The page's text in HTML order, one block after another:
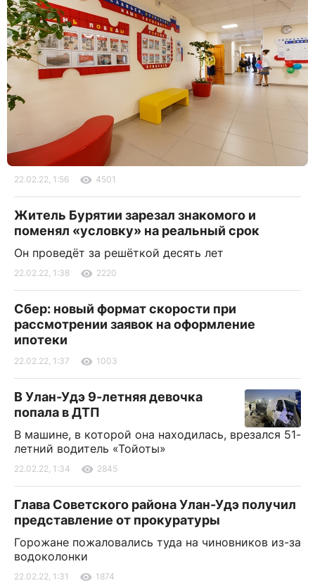
22.02.22, 1:56 4501
Житель Бурятии зарезал знакомого и
поменял «условку» на реальный срок
Он проведёт за решёткой десять лет
22.02.22, 1:38 2220
Сбер: новый формат скорости при
рассмотрении заявок на оформление
ипотеки
22.02.22, 1:37 1003
В Улан-Удэ 9-летняя девочка
попала в ДТП
В машине, в которой она находилась, врезался 51-
летний водитель «Тойоты»
22.02.22, 1:34 2845
Глава Советского района Улан-Удэ получил
представление от прокуратуры
Горожане пожаловались туда на чиновников из-за
водоколонки
22.02.22, 1:31 1874